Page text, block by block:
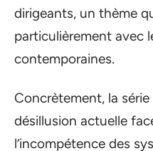
dirigeants, un thème
particulièrement avec
contemporaines.
Concrètement, la
désillusion actuelle
l’incompétence des